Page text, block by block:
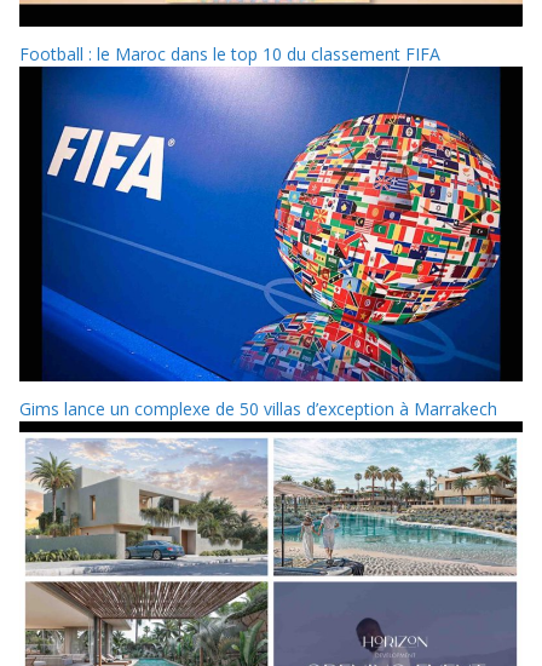
Football : le Maroc dans le top 10 du classement FIFA
Gims lance un complexe de 50 villas d’exception à Marrakech